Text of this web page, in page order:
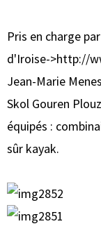
Pris en charge
d'Iroise->http://
Jean-Marie
Skol Gouren
équipés :
sûr kayak.